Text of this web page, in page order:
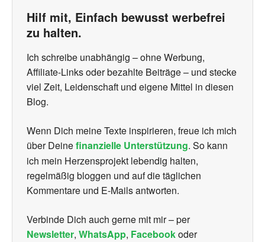
Hilf mit, Einfach bewusst werbefrei
zu halten.
Ich schreibe unabhängig – ohne Werbung,
Affiliate-Links oder bezahlte Beiträge – und stecke
viel Zeit, Leidenschaft und eigene Mittel in diesen
Blog.
Wenn Dich meine Texte inspirieren, freue ich mich
über Deinefinanzielle Unterstützung. So kann
ich mein Herzensprojekt lebendig halten,
regelmäßig bloggen und auf die täglichen
Kommentare und E-Mails antworten.
Verbinde Dich auch gerne mit mir – per
Newsletter, WhatsApp, Facebookoder